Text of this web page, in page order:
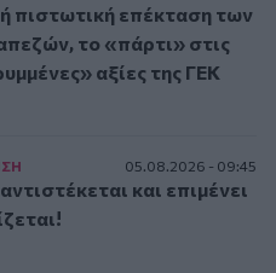
πιστωτική επέκταση των
το «πάρτι» στις
αξίες της ΓΕΚ
05.08.2026 - 09:45
και επιμένει